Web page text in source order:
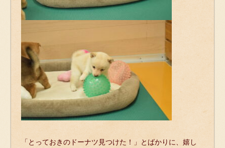
「とっておきのドーナツ見つけた！」とばかりに、嬉し